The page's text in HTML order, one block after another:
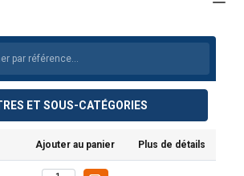
ET SOUS-CATÉGORIES
Ajouter au panier Plus de détails